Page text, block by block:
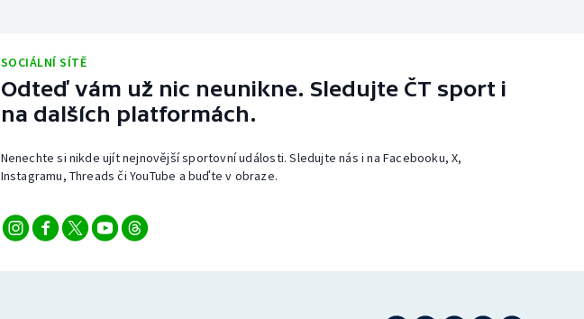
SOCIÁLNÍ SÍTĚ
Odteď vám už nic neunikne. Sledujte ČT sport i
na dalších platformách.
Nenechte si nikde ujít nejnovější sportovní události. Sledujte nás i na Facebooku, X,
Instagramu, Threads či YouTube a buďte v obraze.